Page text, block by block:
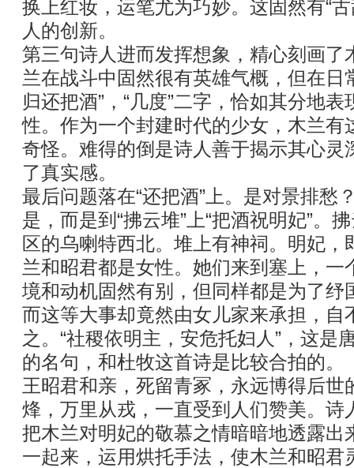
换上红妆，运笔尤为巧妙。这固然有“
人的创新。
第三句诗人进而发挥想象，精心刻画了
兰在战斗中固然很有英雄气概，但在日
归还把酒”，“几度”二字，恰如其分地
性。作为一个封建时代的少女，木兰有
奇怪。难得的倒是诗人善于揭示其心灵
了真实感。
最后问题落在“还把酒”上。是对景排愁
是，而是到“拂云堆”上“把酒祝明妃”。
区的乌喇特西北。堆上有神祠。明妃，
兰和昭君都是女性。她们来到塞上，一
境和动机固然有别，但同样都是为了纾
而这等大事却竟然由女儿家来承担，自
之。“社稷依明主，安危托妇人”，这是
的名句，和杜牧这首诗是比较合拍的。
王昭君和亲，死留青冢，永远博得后世
烽，万里从戎，一直受到人们赞美。诗
把木兰对明妃的敬慕之情暗暗地透露出
一起来，运用烘托手法，使木兰和昭君